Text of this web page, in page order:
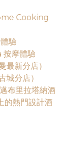
Cooking
驗
摩體驗
新分店）
分店）
布里拉塔納酒
熱門設計酒